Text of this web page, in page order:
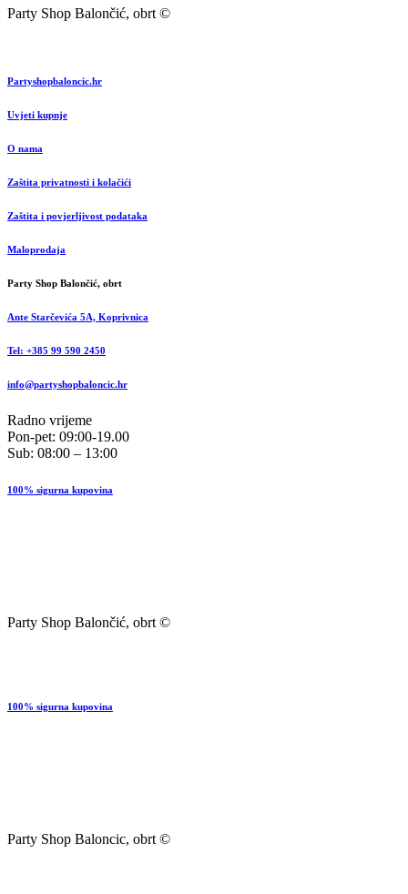
Party Shop Balončić, obrt ©
Partyshopbaloncic.hr
Uvjeti kupnje
O nama
Zaštita privatnosti i kolačići
Zaštita i povjerljivost podataka
Maloprodaja
Party Shop Balončić, obrt
Ante Starčevića 5A, Koprivnica
Tel: +385 99 590 2450
info@partyshopbaloncic.hr
Radno vrijeme
Pon-pet: 09:00-19.00
Sub: 08:00 – 13:00
100% sigurna kupovina
Party Shop Balončić, obrt ©
100% sigurna kupovina
Party Shop Baloncic, obrt ©